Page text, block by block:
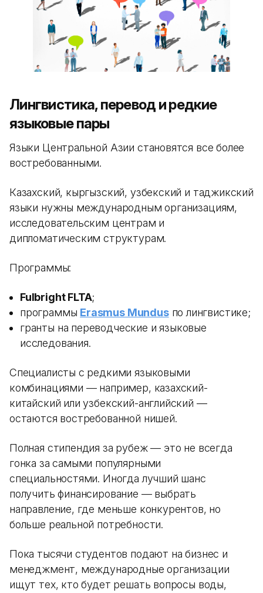
Лингвистика, перевод и редкие
языковые пары
Языки Центральной Азии становятся все более
востребованными.
Казахский, кыргызский, узбекский и таджикский
языки нужны международным организациям,
исследовательским центрам и
дипломатическим структурам.
Программы:
Fulbright FLTA;
программы Erasmus Mundusпо лингвистике;
гранты на переводческие и языковые
исследования.
Специалисты с редкими языковыми
комбинациями — например, казахский-
китайский или узбекский-английский —
остаются востребованной нишей.
Полная стипендия за рубеж — это не всегда
гонка за самыми популярными
специальностями. Иногда лучший шанс
получить финансирование — выбрать
направление, где меньше конкурентов, но
больше реальной потребности.
Пока тысячи студентов подают на бизнес и
менеджмент, международные организации
ищут тех, кто будет решать вопросы воды,